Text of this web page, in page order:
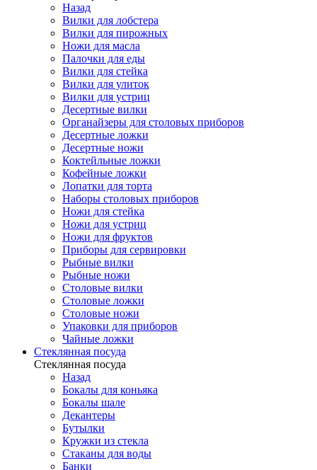
Назад
Вилки для лобстера
Вилки для пирожных
Ножи для масла
Палочки для еды
Вилки для стейка
Вилки для улиток
Вилки для устриц
Десертные вилки
Органайзеры для столовых приборов
Десертные ложки
Десертные ножи
Коктейльные ложки
Кофейные ложки
Лопатки для торта
Наборы столовых приборов
Ножи для стейка
Ножи для устриц
Ножи для фруктов
Приборы для сервировки
Рыбные вилки
Рыбные ножи
Столовые вилки
Столовые ложки
Столовые ножи
Упаковки для приборов
Чайные ложки
Стеклянная посуда
Стеклянная посуда
Назад
Бокалы для коньяка
Бокалы шале
Декантеры
Бутылки
Кружки из стекла
Стаканы для воды
Банки